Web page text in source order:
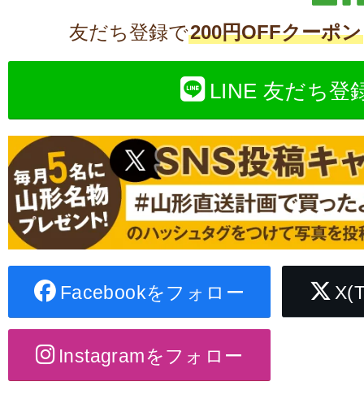
友だち登録で200円OFFクーポン
LINE 友だち登
Facebookをフォロー
Instagramをフォロー